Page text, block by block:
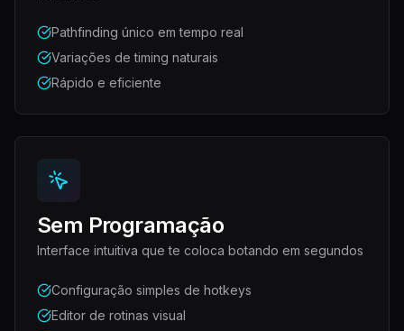
Pathfinding único em tempo real
Variações de timing naturais
Rápido e eficiente
Sem Programação
Interface intuitiva que te coloca botando em segundos
Configuração simples de hotkeys
Editor de rotinas visual